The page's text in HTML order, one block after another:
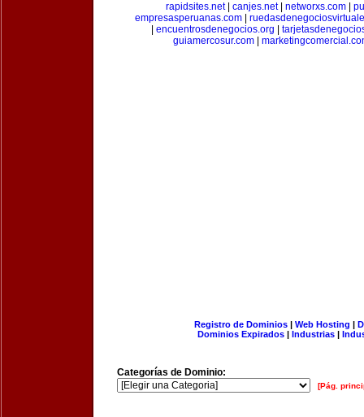
rapidsites.net| canjes.net| networxs.com
empresasperuanas.com
encuentrosdenegocios.org
guiamercosur.com
Registro de Dominios| Web Hosting |
Dominios Expirados | Industrias |
Categorías de Dominio:
[Pág.